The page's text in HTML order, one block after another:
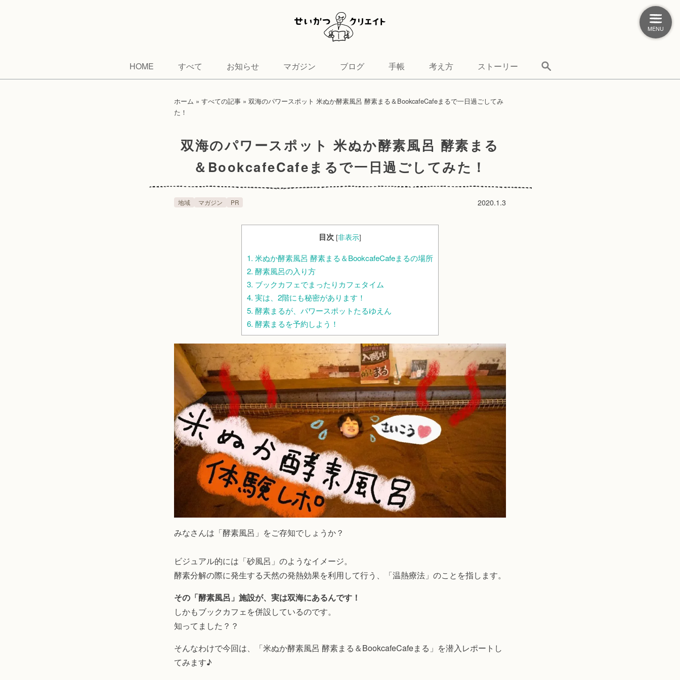
HOME すべて お知らせ マガジン ブログ 手帳 考え方 ストーリー
MENU
ホーム » すべての記事 » 双海のパワースポット 米ぬか酵素風呂 酵素まる＆BookcafeCafeまるで一日過ごしてみ
た！
双海のパワースポット 米ぬか酵素風呂 酵素まる
＆BookcafeCafeまるで一日過ごしてみた！
地域 マガジン PR 2020.1.3
目次 [非表示]
1. 米ぬか酵素風呂 酵素まる＆BookcafeCafeまるの場所
2. 酵素風呂の入り方
3. ブックカフェでまったりカフェタイム
4. 実は、2階にも秘密があります！
5. 酵素まるが、パワースポットたるゆえん
6. 酵素まるを予約しよう！
みなさんは「酵素風呂」をご存知でしょうか？
ビジュアル的には「砂風呂」のようなイメージ。
酵素分解の際に発生する天然の発熱効果を利用して行う、「温熱療法」のことを指します。
その「酵素風呂」施設が、実は双海にあるんです！
しかもブックカフェを併設しているのです。
知ってました？？
そんなわけで今回は、「米ぬか酵素風呂 酵素まる＆BookcafeCafeまる」を潜入レポートし
てみます♪